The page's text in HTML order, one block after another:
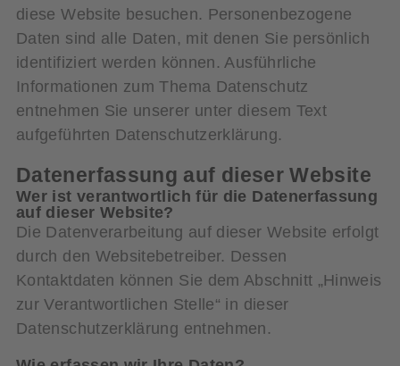
diese Website besuchen. Personenbezogene
Daten sind alle Daten, mit denen Sie persönlich
identifiziert werden können. Ausführliche
Informationen zum Thema Datenschutz
entnehmen Sie unserer unter diesem Text
aufgeführten Datenschutzerklärung.
Datenerfassung auf dieser Website
Wer ist verantwortlich für die Datenerfassung
auf dieser Website?
Die Datenverarbeitung auf dieser Website erfolgt
durch den Websitebetreiber. Dessen
Kontaktdaten können Sie dem Abschnitt „Hinweis
zur Verantwortlichen Stelle“ in dieser
Datenschutzerklärung entnehmen.